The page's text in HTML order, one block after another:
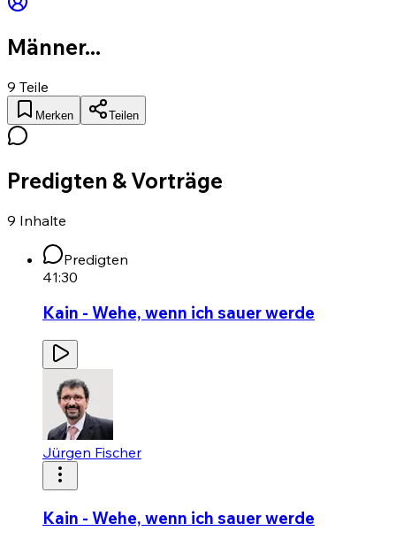
Männer...
9 Teile
Merken Teilen
Predigten & Vorträge
9 Inhalte
Predigten
41:30
Kain - Wehe, wenn ich sauer werde
Jürgen Fischer
Kain - Wehe, wenn ich sauer werde